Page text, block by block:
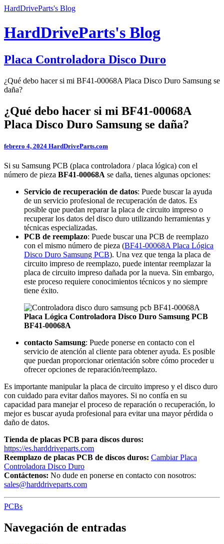
HardDriveParts's Blog
HardDriveParts's Blog
Placa Controladora Disco Duro
¿Qué debo hacer si mi BF41-00068A Placa Disco Duro Samsung se
daña?
¿Qué debo hacer si mi BF41-00068A
Placa Disco Duro Samsung se daña?
febrero 4, 2024 HardDriveParts.com
Si su Samsung PCB (placa controladora / placa lógica) con el
número de pieza BF41-00068A se daña, tienes algunas opciones:
Servicio de recuperación de datos: Puede buscar la ayuda
de un servicio profesional de recuperación de datos. Es
posible que puedan reparar la placa de circuito impreso o
recuperar los datos del disco duro utilizando herramientas y
técnicas especializadas.
PCB de reemplazo: Puede buscar una PCB de reemplazo
con el mismo número de pieza (BF41-00068A Placa Lógica
Disco Duro Samsung PCB). Una vez que tenga la placa de
circuito impreso de reemplazo, puede intentar reemplazar la
placa de circuito impreso dañada por la nueva. Sin embargo,
este proceso requiere conocimientos técnicos y no siempre
tiene éxito.
Placa Lógica Controladora Disco Duro Samsung PCB
BF41-00068A
contacto Samsung: Puede ponerse en contacto con el
servicio de atención al cliente para obtener ayuda. Es posible
que puedan proporcionar orientación sobre cómo proceder u
ofrecer opciones de reparación/reemplazo.
Es importante manipular la placa de circuito impreso y el disco duro
con cuidado para evitar daños mayores. Si no confía en su
capacidad para manejar el proceso de reparación o recuperación, lo
mejor es buscar ayuda profesional para evitar una mayor pérdida o
daño de datos.
Tienda de placas PCB para discos duros:
https://es.harddriveparts.com
Reemplazo de placas PCB de discos duros: Cambiar Placa
Controladora Disco Duro
Contáctenos: No dude en ponerse en contacto con nosotros:
sales@harddriveparts.com
PCBs
Navegación de entradas